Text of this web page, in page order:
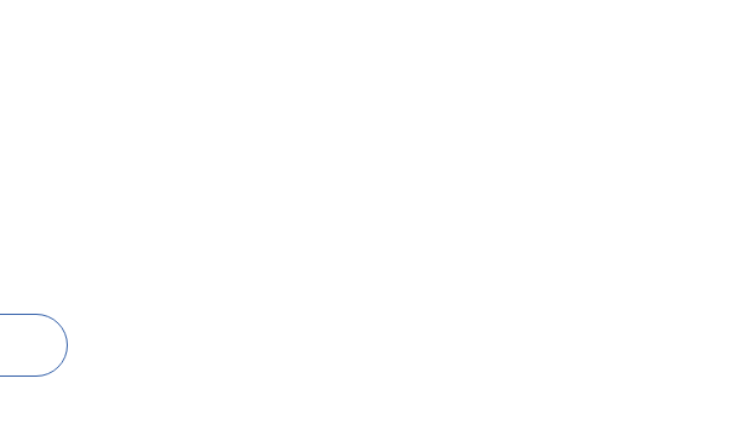
を振り切って、ヤマトは彼らの救出へ向かう。